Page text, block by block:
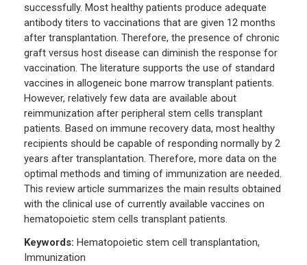
successfully. Most healthy patients produce adequate
antibody titers to vaccinations that are given 12 months
after transplantation. Therefore, the presence of chronic
graft versus host disease can diminish the response for
vaccination. The literature supports the use of standard
vaccines in allogeneic bone marrow transplant patients.
However, relatively few data are available about
reimmunization after peripheral stem cells transplant
patients. Based on immune recovery data, most healthy
recipients should be capable of responding normally by 2
years after transplantation. Therefore, more data on the
optimal methods and timing of immunization are needed.
This review article summarizes the main results obtained
with the clinical use of currently available vaccines on
hematopoietic stem cells transplant patients.
Keywords: Hematopoietic stem cell transplantation,
Immunization